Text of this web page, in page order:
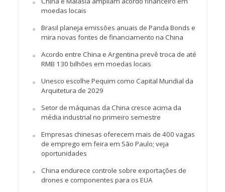
moedas locais
Brasil planeja emissões anuais de Panda Bonds e
mira novas fontes de financiamento na China
Acordo entre China e Argentina prevê troca de até
RMB 130 bilhões em moedas locais
Unesco escolhe Pequim como Capital Mundial da
Arquitetura de 2029
Setor de máquinas da China cresce acima da
média industrial no primeiro semestre
Empresas chinesas oferecem mais de 400 vagas
de emprego em feira em São Paulo; veja
oportunidades
China endurece controle sobre exportações de
drones e componentes para os EUA